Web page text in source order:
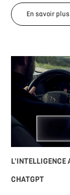
En savoir plus
L'INTELLIGENCE
CHATGPT